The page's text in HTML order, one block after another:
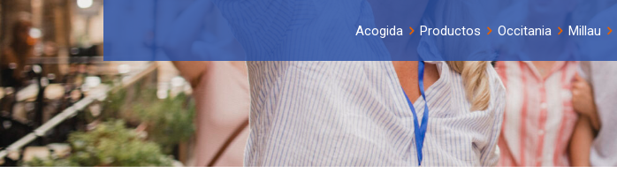
Acogida Productos Occitania Millau